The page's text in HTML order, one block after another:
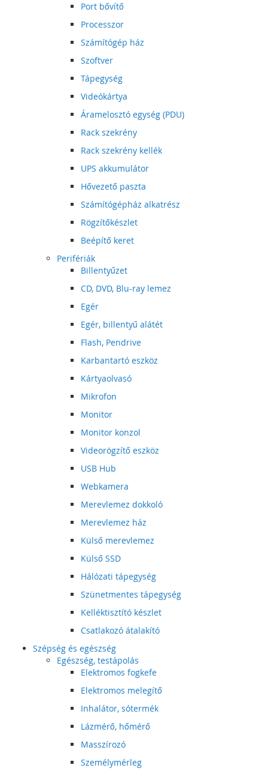
Port bővítő
Processzor
Számítógép ház
Szoftver
Tápegység
Videókártya
Áramelosztó egység (PDU)
Rack szekrény
Rack szekrény kellék
UPS akkumulátor
Hővezető paszta
Számítógépház alkatrész
Rögzítőkészlet
Beépítő keret
Perifériák
Billentyűzet
CD, DVD, Blu-ray lemez
Egér
Egér, billentyű alátét
Flash, Pendrive
Karbantartó eszköz
Kártyaolvasó
Mikrofon
Monitor
Monitor konzol
Videorögzítő eszköz
USB Hub
Webkamera
Merevlemez dokkoló
Merevlemez ház
Külső merevlemez
Külső SSD
Hálózati tápegység
Szünetmentes tápegység
Kelléktisztító készlet
Csatlakozó átalakító
Szépség és egészség
Egészség, testápolás
Elektromos fogkefe
Elektromos melegítő
Inhalátor, sótermék
Lázmérő, hőmérő
Masszírozó
Személymérleg